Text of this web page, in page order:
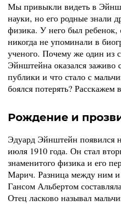
Мы привыкли видеть в
науки, но его родные знали
физика. У него был ребенок,
никогда не упоминали в
ученого. Почему же один из
Эйнштейна оказался заживо
публики и что стало с
боялся потерять? Расскажем
Рождение и
Эдуард Эйнштейн появился
июля 1910 года. Он стал
знаменитого физика и его
Марич. Разница между ним
Гансом Альбертом
Отец ласково называл